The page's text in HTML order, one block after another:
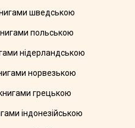
шведською
польською
нідерландською
норвезькою
грецькою
індонезійською